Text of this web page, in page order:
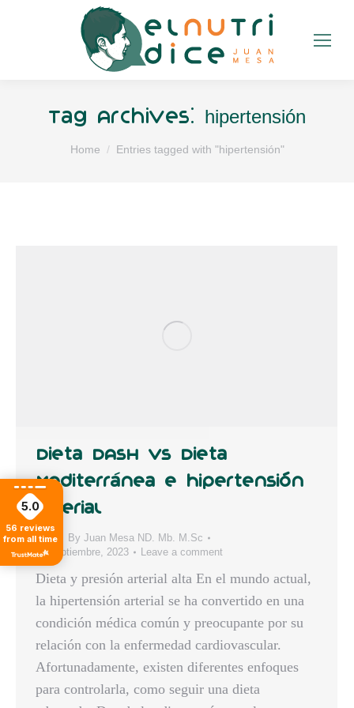
Tag Archives: hipertensión
You are here:
Home Entries tagged with "hipertensión"
Dieta DASH vs Dieta
Mediterránea e hipertensión
arterial
Blog By Juan Mesa ND. Mb. M.Sc
24 septiembre, 2023
Leave a comment
Dieta y presión arterial alta En el mundo actual,
la hipertensión arterial se ha convertido en una
condición médica común y preocupante por su
relación con la enfermedad cardiovascular.
Afortunadamente, existen diferentes enfoques
para controlarla, como seguir una dieta
5.0
56 reviews
from all time